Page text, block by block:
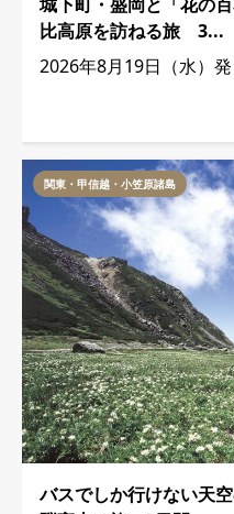
比高原を訪ねる旅 3...
2026年8月19日（水）
関東・甲信越・小笠原諸島
バスでしか行けない天